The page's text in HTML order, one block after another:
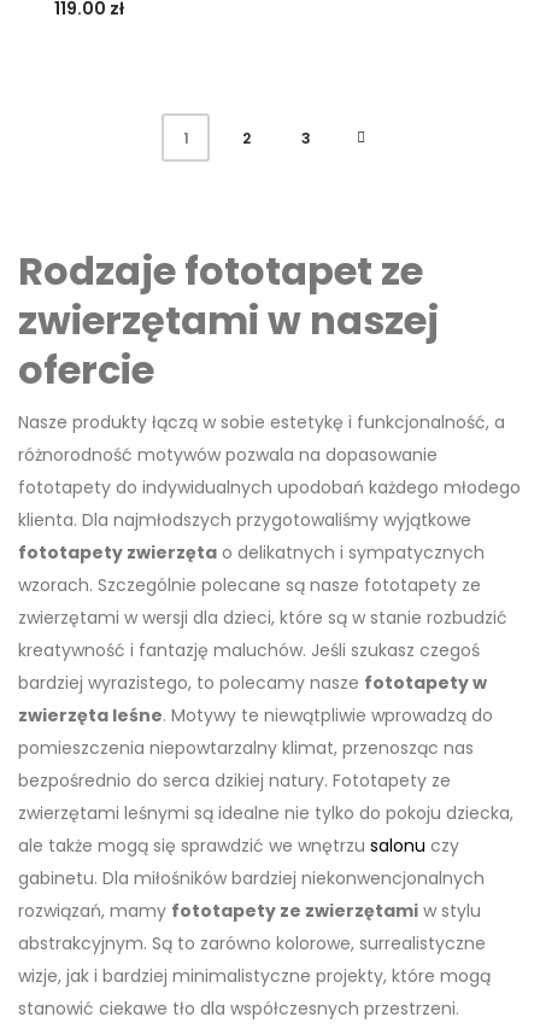
119.00 zł
1 2 3
Rodzaje fototapet ze
zwierzętami w naszej
ofercie
Nasze produkty łączą w sobie estetykę i funkcjonalność, a
różnorodność motywów pozwala na dopasowanie
fototapety do indywidualnych upodobań każdego młodego
klienta. Dla najmłodszych przygotowaliśmy wyjątkowe
fototapety zwierzęta o delikatnych i sympatycznych
wzorach. Szczególnie polecane są nasze fototapety ze
zwierzętami w wersji dla dzieci, które są w stanie rozbudzić
kreatywność i fantazję maluchów. Jeśli szukasz czegoś
bardziej wyrazistego, to polecamy nasze fototapety w
zwierzęta leśne. Motywy te niewątpliwie wprowadzą do
pomieszczenia niepowtarzalny klimat, przenosząc nas
bezpośrednio do serca dzikiej natury. Fototapety ze
zwierzętami leśnymi są idealne nie tylko do pokoju dziecka,
ale także mogą się sprawdzić we wnętrzu salonu czy
gabinetu. Dla miłośników bardziej niekonwencjonalnych
rozwiązań, mamy fototapety ze zwierzętami w stylu
abstrakcyjnym. Są to zarówno kolorowe, surrealistyczne
wizje, jak i bardziej minimalistyczne projekty, które mogą
stanowić ciekawe tło dla współczesnych przestrzeni.